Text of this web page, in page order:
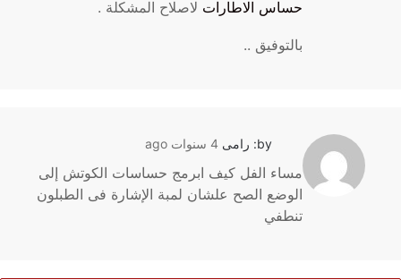
حساس الاطارات لاصلاح المشكلة .
بالتوفيق ..
by: رامى 4 سنوات ago
مساء الفل كيف ابرمج حساسات الكوتش إلى
الوضع الصح علشان لمبة الإشارة فى الطبلون
تنطفي